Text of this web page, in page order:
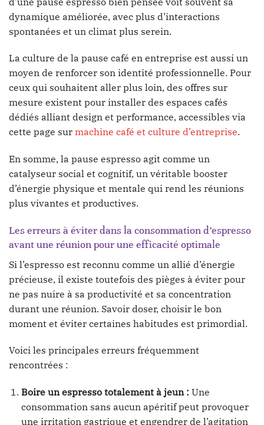
dynamique améliorée, avec plus d’interactions
spontanées et un climat plus serein.
La culture de la pause café en entreprise est aussi un
moyen de renforcer son identité professionnelle. Pour
ceux qui souhaitent aller plus loin, des offres sur
mesure existent pour installer des espaces cafés
dédiés alliant design et performance, accessibles via
cette page sur machine café et culture d’entreprise.
En somme, la pause espresso agit comme un
catalyseur social et cognitif, un véritable booster
d’énergie physique et mentale qui rend les réunions
plus vivantes et productives.
Les erreurs à éviter dans la consommation d’espresso
avant une réunion pour une efficacité optimale
Si l’espresso est reconnu comme un allié d’énergie
précieuse, il existe toutefois des pièges à éviter pour
ne pas nuire à sa productivité et sa concentration
durant une réunion. Savoir doser, choisir le bon
moment et éviter certaines habitudes est primordial.
Voici les principales erreurs fréquemment
rencontrées :
Boire un espresso totalement à jeun : Une
consommation sans aucun apéritif peut provoquer
une irritation gastrique et engendrer de l’agitation